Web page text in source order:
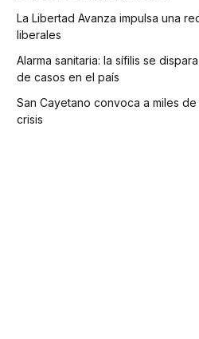
La Libertad Avanza impulsa una
liberales
Alarma sanitaria: la sífilis se
de casos en el país
San Cayetano convoca a miles
crisis